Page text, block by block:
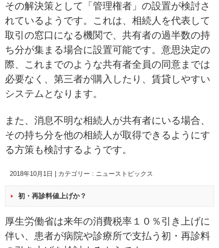
その解決策として「管理権者」の設置が検討さ
れているようです。これは、相続人を代表して
取引の窓口になる機関で、共有者の過半数の持
ち分が集まる場合に設置可能です。意思決定の
際、これまでのような共有者全員の同意までは
必要なく、第三者が購入したり、賃貸しやすい
システムとなります。
また、消息不明な相続人が共有者にいる場合、
その持ち分を他の相続人が取得できるようにす
る方策も検討するようです。
2018年10月1日 カテゴリー : ニューストピックス
初・再診料値上げか？
厚生労働省は来年の消費税率１０％引き上げに
伴い、患者が病院や診療所で支払う初・再診料